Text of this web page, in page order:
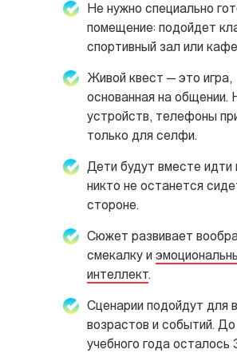
Не нужно специально
помещение: подойдет
спортивный зал или
Живой квест — это игра,
основанная на общении.
устройств, телефоны
только для селфи.
Дети будут вместе идти
никто не останется
стороне.
Сюжет развивает
смекалку и
интеллект.
Сценарии подойдут для
возрастов и событий.
учебного года осталось